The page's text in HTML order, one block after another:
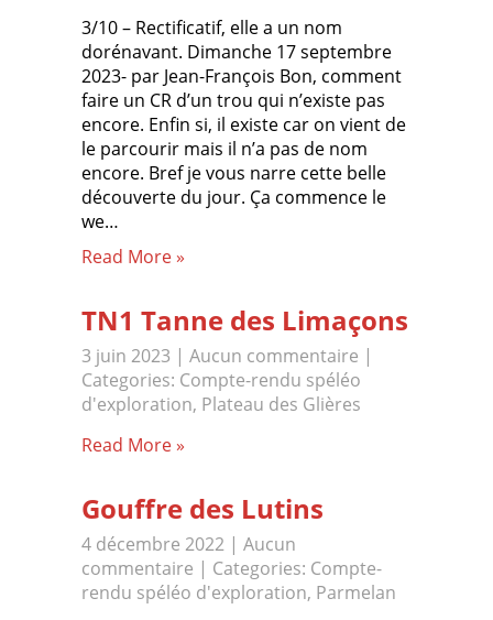
3/10 – Rectificatif, elle a un nom
dorénavant. Dimanche 17 septembre
2023- par Jean-François Bon, comment
faire un CR d’un trou qui n’existe pas
encore. Enfin si, il existe car on vient de
le parcourir mais il n’a pas de nom
encore. Bref je vous narre cette belle
découverte du jour. Ça commence le
we…
Read More »
TN1 Tanne des Limaçons
3 juin 2023 | Aucun commentaire |
Categories: Compte-rendu spéléo
d'exploration, Plateau des Glières
Read More »
Gouffre des Lutins
4 décembre 2022 | Aucun
commentaire | Categories: Compte-
rendu spéléo d'exploration, Parmelan